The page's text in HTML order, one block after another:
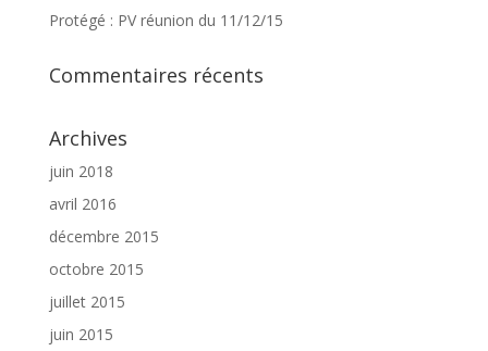
Protégé : PV réunion du 11/12/15
Commentaires récents
Archives
juin 2018
avril 2016
décembre 2015
octobre 2015
juillet 2015
juin 2015